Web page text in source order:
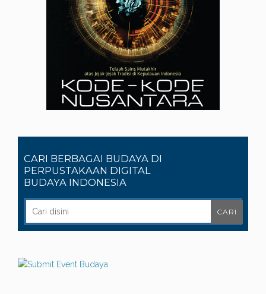
CARI BERBAGAI BUDAYA DI
PERPUSTAKAAN DIGITAL
BUDAYA INDONESIA